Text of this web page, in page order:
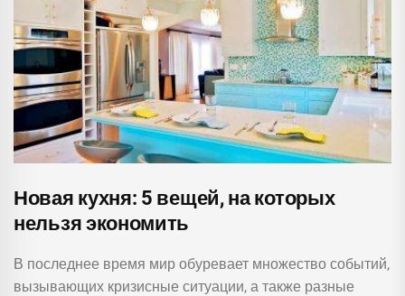
Новая кухня: 5 вещей, на которых
нельзя экономить
В последнее время мир обуревает множество событий,
вызывающих кризисные ситуации, а также разные